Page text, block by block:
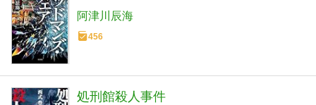
阿津川辰海
456
処刑館殺人事件